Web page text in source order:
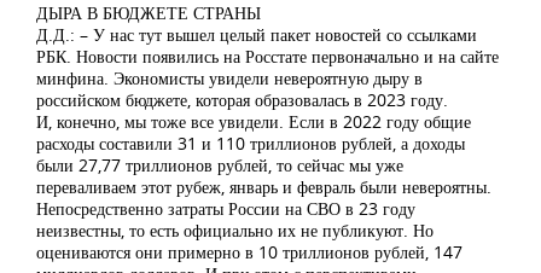
ДЫРА В БЮДЖЕТЕ СТРАНЫ
Д.Д.: – У нас тут вышел целый пакет новостей со ссылками
РБК. Новости появились на Росстате первоначально и на сайте
минфина. Экономисты увидели невероятную дыру в
российском бюджете, которая образовалась в 2023 году.
И, конечно, мы тоже все увидели. Если в 2022 году общие
расходы составили 31 и 110 триллионов рублей, а доходы
были 27,77 триллионов рублей, то сейчас мы уже
переваливаем этот рубеж, январь и февраль были невероятны.
Непосредственно затраты России на СВО в 23 году
неизвестны, то есть официально их не публикуют. Но
оцениваются они примерно в 10 триллионов рублей, 147